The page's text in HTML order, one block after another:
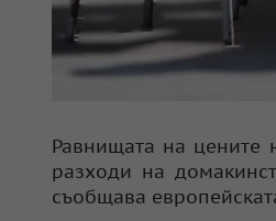
Равнищата на цените
разходи на
съобщава